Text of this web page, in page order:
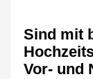
Sind mit
Vor- und